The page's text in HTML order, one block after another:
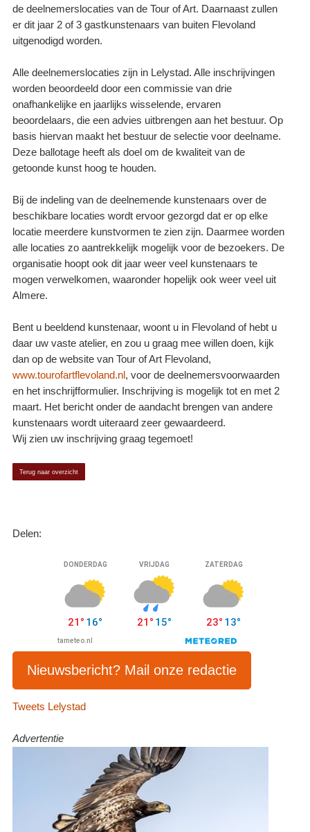
de deelnemerslocaties van de Tour of Art. Daarnaast zullen
er dit jaar 2 of 3 gastkunstenaars van buiten Flevoland
uitgenodigd worden.
Alle deelnemerslocaties zijn in Lelystad. Alle inschrijvingen
worden beoordeeld door een commissie van drie
onafhankelijke en jaarlijks wisselende, ervaren
beoordelaars, die een advies uitbrengen aan het bestuur. Op
basis hiervan maakt het bestuur de selectie voor deelname.
Deze ballotage heeft als doel om de kwaliteit van de
getoonde kunst hoog te houden.
Bij de indeling van de deelnemende kunstenaars over de
beschikbare locaties wordt ervoor gezorgd dat er op elke
locatie meerdere kunstvormen te zien zijn. Daarmee worden
alle locaties zo aantrekkelijk mogelijk voor de bezoekers. De
organisatie hoopt ook dit jaar weer veel kunstenaars te
mogen verwelkomen, waaronder hopelijk ook weer veel uit
Almere.
Bent u beeldend kunstenaar, woont u in Flevoland of hebt u
daar uw vaste atelier, en zou u graag mee willen doen, kijk
dan op de website van Tour of Art Flevoland,
www.tourofartflevoland.nl , voor de deelnemersvoorwaarden
en het inschrijfformulier. Inschrijving is mogelijk tot en met 2
maart. Het bericht onder de aandacht brengen van andere
kunstenaars wordt uiteraard zeer gewaardeerd.
Wij zien uw inschrijving graag tegemoet!
Terug naar overzicht
Delen:
Nieuwsbericht? Mail onze redactie
Tweets Lelystad
Advertentie